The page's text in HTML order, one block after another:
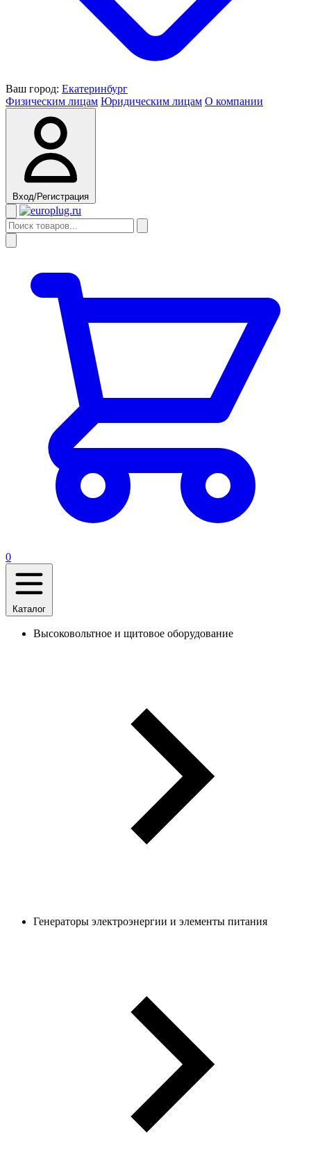
Ваш город: Екатеринбург
Физическим лицам Юридическим лицам О компании
Вход/Регистрация
0
Каталог
Высоковольтное и щитовое оборудование
Генераторы электроэнергии и элементы питания